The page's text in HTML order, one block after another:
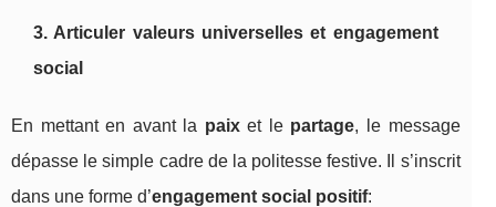
3. Articuler valeurs universelles et engagement
social
En mettant en avant la paixet le partage, le message
dépasse le simple cadre de la politesse festive. Il s’inscrit
dans une forme d’engagement social positif: